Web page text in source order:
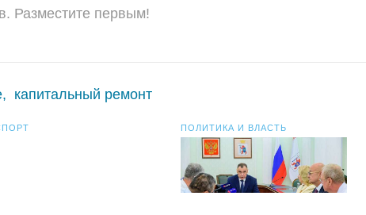
Разместите первым!
, капитальный ремонт
ПОЛИТИКА И ВЛАСТЬ